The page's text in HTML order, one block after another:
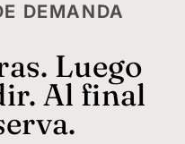
DEMANDA
Luego
Al final